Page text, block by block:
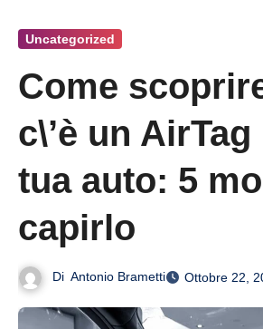
Uncategorized
Come
c\’è un
tua auto: 5
capirlo
Di Antonio Brametti Ottobre 22,